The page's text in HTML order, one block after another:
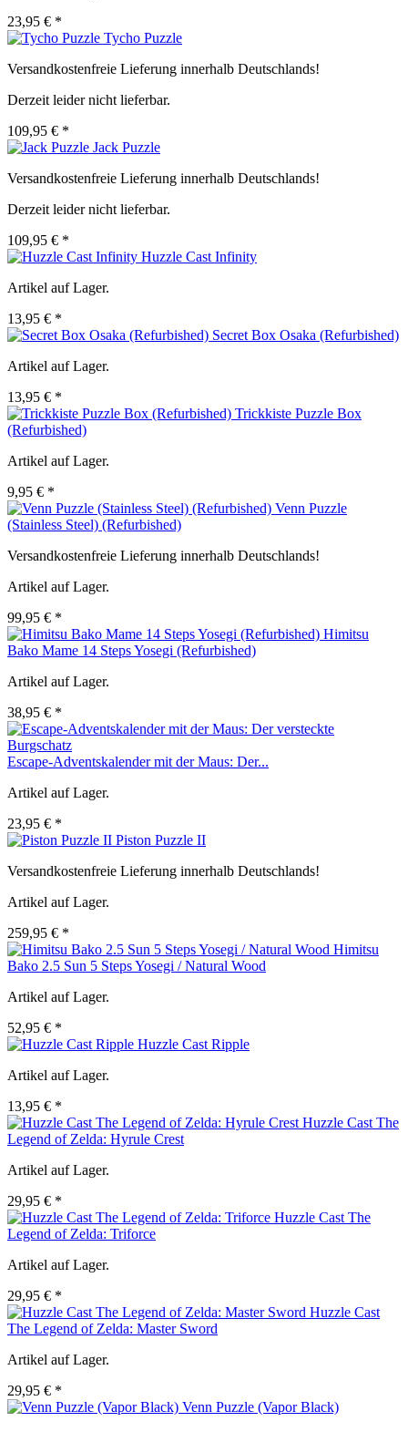
23,95 € *
Tycho Puzzle
Versandkostenfreie Lieferung innerhalb Deutschlands!
Derzeit leider nicht lieferbar.
109,95 € *
Jack Puzzle
Versandkostenfreie Lieferung innerhalb Deutschlands!
Derzeit leider nicht lieferbar.
109,95 € *
Huzzle Cast Infinity
Artikel auf Lager.
13,95 € *
Secret Box Osaka (Refurbished)
Artikel auf Lager.
13,95 € *
Trickkiste Puzzle Box
(Refurbished)
Artikel auf Lager.
9,95 € *
Venn Puzzle
(Stainless Steel) (Refurbished)
Versandkostenfreie Lieferung innerhalb Deutschlands!
Artikel auf Lager.
99,95 € *
Himitsu
Bako Mame 14 Steps Yosegi (Refurbished)
Artikel auf Lager.
38,95 € *
Escape-Adventskalender mit der Maus: Der...
Artikel auf Lager.
23,95 € *
Piston Puzzle II
Versandkostenfreie Lieferung innerhalb Deutschlands!
Artikel auf Lager.
259,95 € *
Himitsu
Bako 2.5 Sun 5 Steps Yosegi / Natural Wood
Artikel auf Lager.
52,95 € *
Huzzle Cast Ripple
Artikel auf Lager.
13,95 € *
Huzzle Cast The
Legend of Zelda: Hyrule Crest
Artikel auf Lager.
29,95 € *
Huzzle Cast The
Legend of Zelda: Triforce
Artikel auf Lager.
29,95 € *
Huzzle Cast
The Legend of Zelda: Master Sword
Artikel auf Lager.
29,95 € *
Venn Puzzle (Vapor Black)